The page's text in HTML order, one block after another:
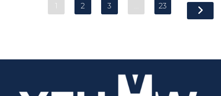
1 2 3 23